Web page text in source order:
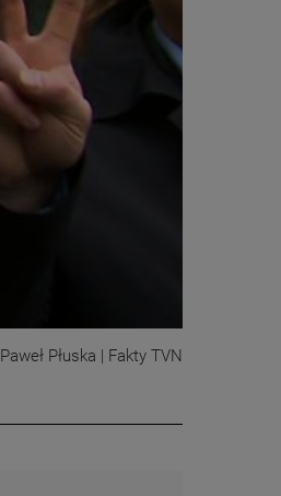
Paweł Płuska | Fakty TVN